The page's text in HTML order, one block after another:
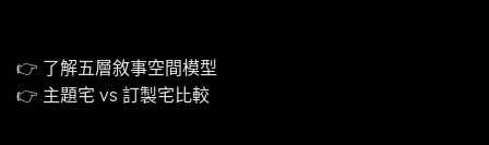
👉 了解五層敘事空間模型
👉 主題宅 vs 訂製宅比較